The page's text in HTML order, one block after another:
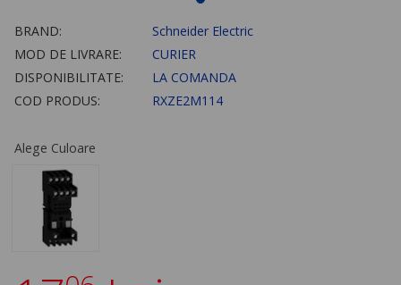
BRAND:
Schneider Electric
MOD DE LIVRARE:
CURIER
DISPONIBILITATE:
LA COMANDA
COD PRODUS:
RXZE2M114
Alege Culoare